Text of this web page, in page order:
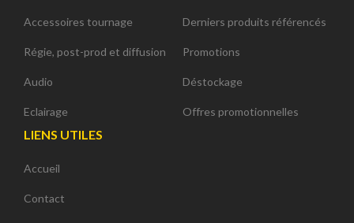
Accessoires tournage
Régie, post-prod et diffusion
Audio
Eclairage
Derniers produits référencés
Promotions
Déstockage
Offres promotionnelles
LIENS UTILES
Accueil
Contact